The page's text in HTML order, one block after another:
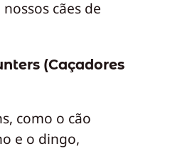
cães de
(Caçadores
como o cão
e o dingo,